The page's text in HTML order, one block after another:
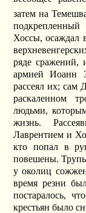
затем на
Хоссы, осаждал
ряде сражений,
армией Иоанн
рассеял их; сам
раскаленном
людьми,
жизнь.
Лаврентием и
кто попал в
повешены.
у околиц
время резни
постаралось,
крестьян было